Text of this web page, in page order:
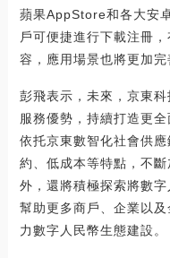
蘋果AppStore和各大安
戶可便捷進行下載注冊
容，應用場景也將更加完
彭飛表示，未來，京東
服務優勢，持續打造更
依托京東數智化社會供
約、低成本等特點，不
外，還將積極探索將數
幫助更多商戶、企業以
力數字人民幣生態建設。